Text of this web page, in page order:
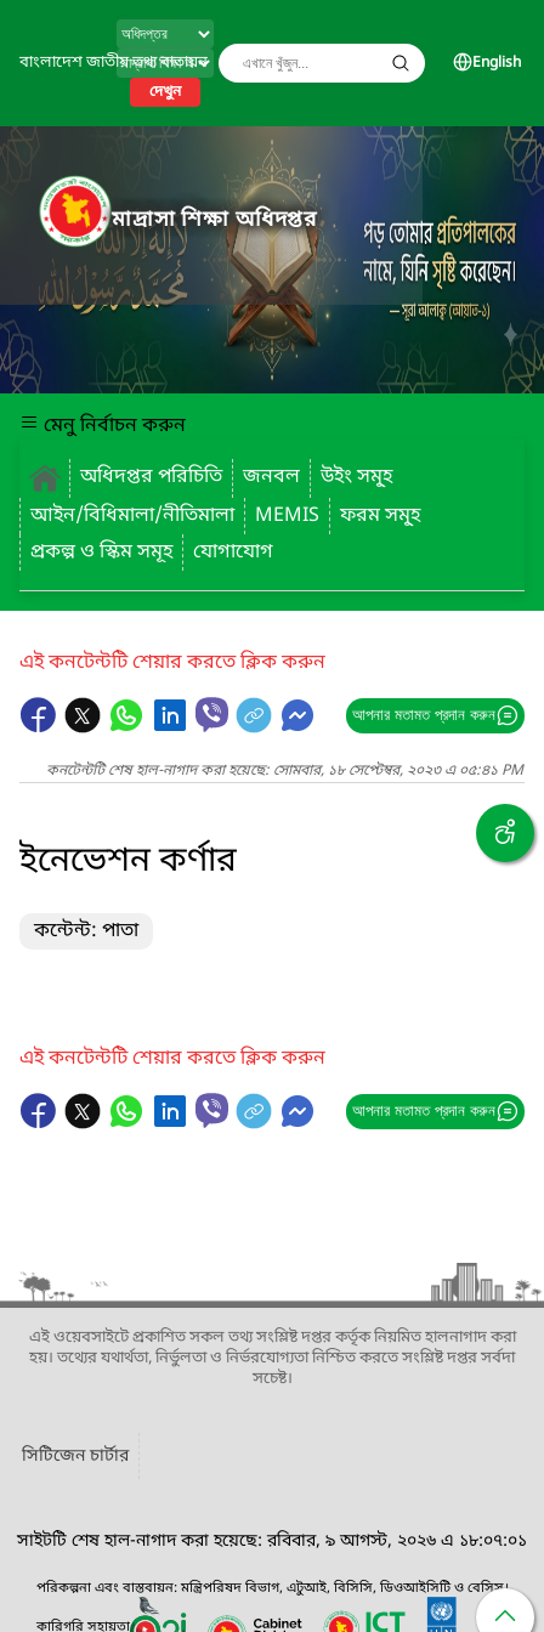
বাংলাদেশ জাতীয় তথ্য বাতায়ন
দেখুন
English
মাদ্রাসা শিক্ষা অধিদপ্তর
মেনু নির্বাচন করুন
অধিদপ্তর পরিচিতি
জনবল
উইং সমূ্হ
আইন/বিধিমালা/নীতিমালা
MEMIS
ফরম সমূ্হ
প্রকল্প ও স্কিম সমূহ
যোগাযোগ
এই কনটেন্টটি শেয়ার করতে ক্লিক করুন
আপনার মতামত প্রদান করুন
কনটেন্টটি শেষ হাল-নাগাদ করা হয়েছে: সোমবার, ১৮ সেপ্টেম্বর, ২০২৩ এ ০৫:৪১ PM
ইনেভেশন কর্ণার
কন্টেন্ট: পাতা
এই কনটেন্টটি শেয়ার করতে ক্লিক করুন
আপনার মতামত প্রদান করুন
এই ওয়েবসাইটে প্রকাশিত সকল তথ্য সংশ্লিষ্ট দপ্তর কর্তৃক নিয়মিত হালনাগাদ করা
হয়। তথ্যের যথার্থতা, নির্ভুলতা ও নির্ভরযোগ্যতা নিশ্চিত করতে সংশ্লিষ্ট দপ্তর সর্বদা
সচেষ্ট।
সিটিজেন চার্টার
সাইটটি শেষ হাল-নাগাদ করা হয়েছে: রবিবার, ৯ আগস্ট, ২০২৬ এ ১৮:০৭:০১
পরিকল্পনা এবং বাস্তবায়ন: মন্ত্রিপরিষদ বিভাগ, এটুআই, বিসিসি, ডিওআইসিটি ও বেসিস।
কারিগরি সহায়তা